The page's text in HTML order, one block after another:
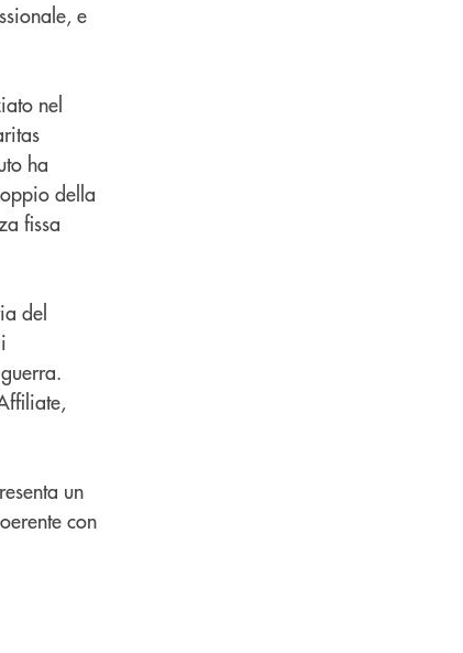
e
nel
ha
della
fissa
del
un
con